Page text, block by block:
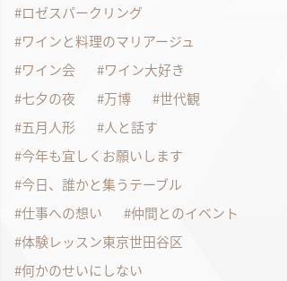
ロゼスパークリング
ワインと料理のマリアージュ
ワイン会
ワイン大好き
七夕の夜
万博
世代観
五月人形
人と話す
今年も宜しくお願いします
今日、誰かと集うテーブル
仕事への想い
仲間とのイベント
体験レッスン東京世田谷区
何かのせいにしない